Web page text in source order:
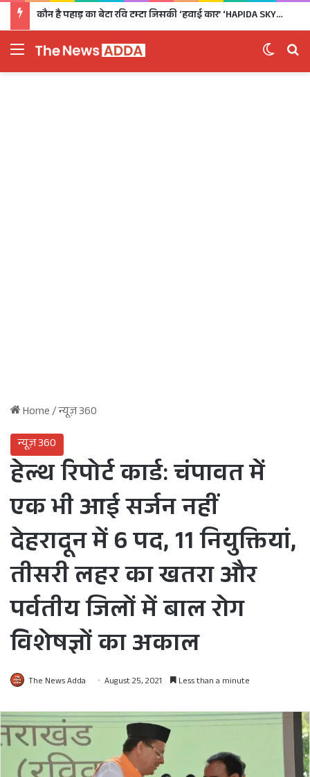
कौन है पहाड़ का बेटा रवि टम्टा जिसकी ‘हवाई कार’ ‘HAPIDA SKYNeX’ ने कर दिया सबको दीवाना
Menu
Home/न्यूज़ 360
न्यूज़ 360
हेल्थ रिपोर्ट कार्ड: चंपावत में
एक भी आई सर्जन नहीं
देहरादून में 6 पद, 11 नियुक्तियां,
तीसरी लहर का खतरा और
पर्वतीय जिलों में बाल रोग
विशेषज्ञों का अकाल
The News Adda August 25, 2021 Less than a minute